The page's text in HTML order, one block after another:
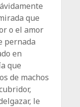
que
o el amor
pernada
en
que
de machos
le